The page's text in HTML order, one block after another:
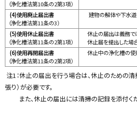
（浄化槽法第10条の2第3項）
(4)使用廃止届出書
（浄化槽法第11条の3）
建物の解体や下水道
(5)使用休止届出書
（浄化槽法第11条の2第1項）
休止の届出は義務で
休止届を提出した場
(6)使用再開届出書
（浄化槽法第11条の2第2項）
休止中の浄化槽の使
注1：休止の届出を行う場合は、休止のための清
張り）が必要です。
また、休止の届出には清掃の記録を添付くだ